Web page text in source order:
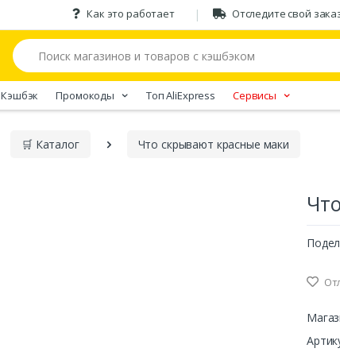
Как это работает Отследите свой
Кэшбэк Промокоды Tоп AliExpress Сервисы
🛒 Каталог Что скрывают красные маки